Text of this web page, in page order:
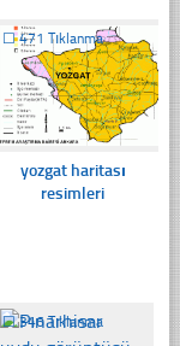
☐471 Tıklanma
yozgat haritası
resimleri
☐346 Tıklanma